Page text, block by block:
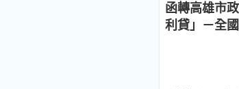
函轉高雄市
利貸」－全